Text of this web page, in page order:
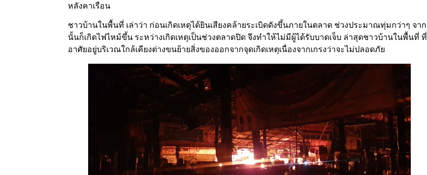
หลังคาเรือน
ชาวบ้านในพื้นที่ เล่าว่า ก่อนเกิดเหตุได้ยินเสียงคล้ายระเบิดดังขึ้นภายในตลาด ช่วงประมาณทุ่มกว่าๆ จาก
นั้นก็เกิดไฟไหม้ขึ้น ระหว่างเกิดเหตุเป็นช่วงตลาดปิด จึงทำให้ไม่มีผู้ได้รับบาดเจ็บ ล่าสุดชาวบ้านในพื้นที่ ที่
อาศัยอยู่บริเวณใกล้เคียงต่างขนย้ายสิ่งของออกจากจุดเกิดเหตุเนื่องจากเกรงว่าจะไม่ปลอดภัย